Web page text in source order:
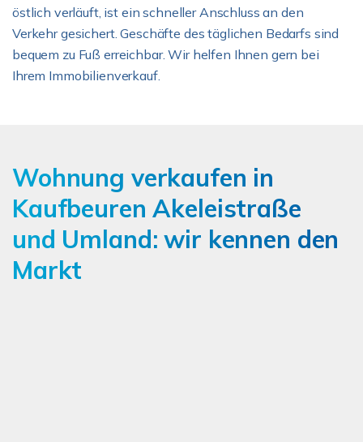
östlich verläuft, ist ein schneller Anschluss an den
Verkehr gesichert. Geschäfte des täglichen Bedarfs sind
bequem zu Fuß erreichbar. Wir helfen Ihnen gern bei
Ihrem Immobilienverkauf.
Wohnung verkaufen in
Kaufbeuren Akeleistraße
und Umland: wir kennen den
Markt